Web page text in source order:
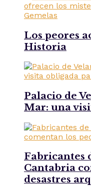
Los peores
Historia
Palacio de
Mar: una
Fabricantes
Cantabria
desastres